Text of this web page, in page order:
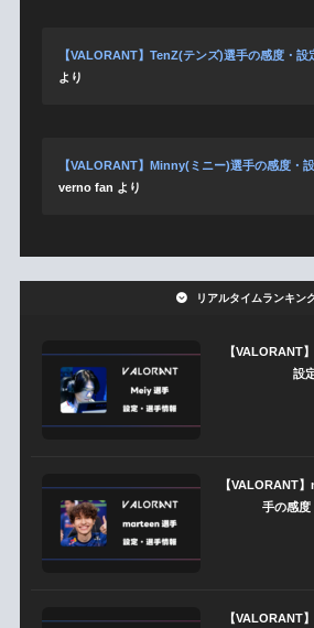
【VALORANT】TenZ(テンズ)選手の感度・設
より
【VALORANT】Minny(ミニー)選手の感度・
verno fan より
リアルタイムランキン
【VALORANT
設
【VALORANT
手の感度
【VALORANT